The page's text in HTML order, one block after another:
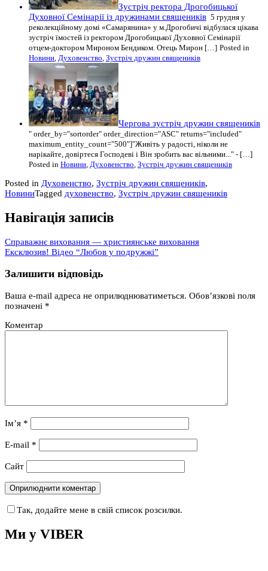
Зустріч ректора Дрогобицької
Духовної Семінарії із дружинами священиків 5 грудня у
реколекційному домі «Самарянина» у м.Дрогобичі відбулася цікава
зустріч їмостей із ректором Дрогобицької Духовної Семінарії
отцем-доктором Мироном Бендиком. Отець Мирон […] Posted in
Новини, Духовенство, Зустріч дружин священиків
Чергова зустріч дружин священиків
" order_by="sortorder" order_direction="ASC" returns="included"
maximum_entity_count="500"]"Живіть у радості, ніколи не
нарікайте, довіртеся Господеві і Він зробить вас вільними..." - […]
Posted in Новини, Духовенство, Зустріч дружин священиків
Posted in Духовенство, Зустріч дружин священиків,
НовиниTagged духовенство, Зустріч дружин священиків
Навігація записів
Справажнє виховання — християнське виховання
Ексклюзив! Відео “Любов у подружжі”
Залишити відповідь
Ваша e-mail адреса не оприлюднюватиметься. Обов’язкові поля
позначені *
Коментар
Ім’я *
E-mail *
Сайт
Так, додайте мене в свій список розсилки.
Ми у VIBER